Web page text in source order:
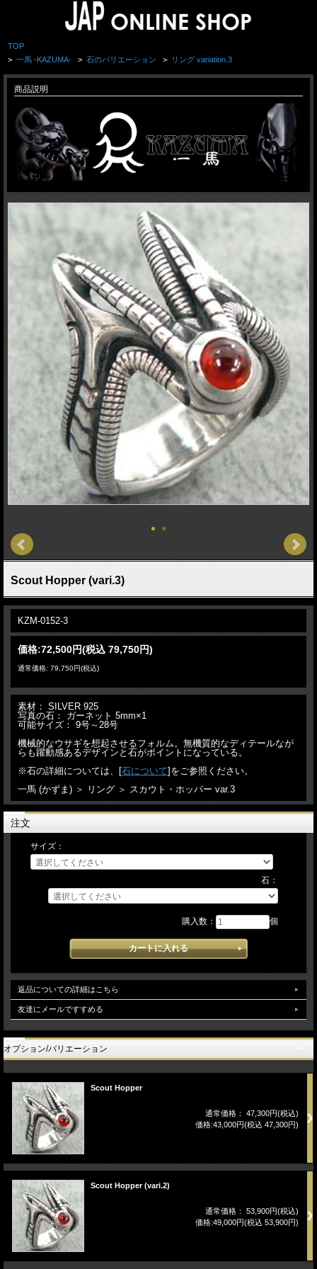
TOP
> 一馬 -KAZUMA- > 石のバリエーション > リング variation.3
商品説明
Scout Hopper (vari.3)
KZM-0152-3
価格:72,500円(税込 79,750円)
通常価格: 79,750円(税込)
素材： SILVER 925
写真の石： ガーネット 5mm×1
可能サイズ： 9号～28号
機械的なウサギを想起させるフォルム。無機質的なディテールなが
らも躍動感あるデザインと石がポイントになっている。
※石の詳細については、[石について]をご参照ください。
一馬 (かずま) ＞ リング ＞ スカウト・ホッパー var.3
注文
サイズ：
石：
購入数： 個
返品についての詳細はこちら
友達にメールですすめる
オプション/バリエーション
Scout Hopper
通常価格： 47,300円(税込)
価格:43,000円(税込 47,300円)
Scout Hopper (vari.2)
通常価格： 53,900円(税込)
価格:49,000円(税込 53,900円)